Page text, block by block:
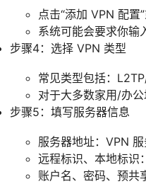
点击“添加 VPN 配置
系统可能会要求你输
步骤4：选择 VPN 类型
常见类型包括：
对于大多数家用/办
步骤5：填写服务器信息
服务器地址：VPN 服
远程标识、本地标识
账户名、密码、预共